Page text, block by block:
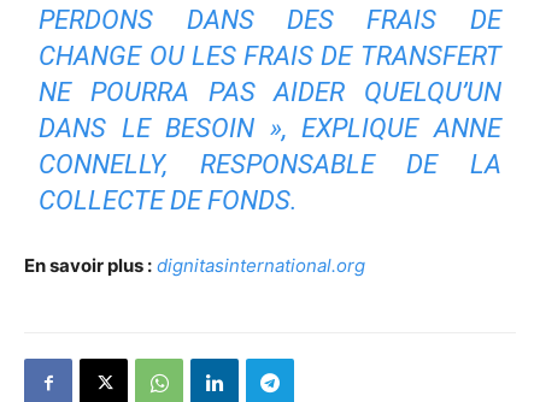
PERDONS DANS DES FRAIS DE
CHANGE OU LES FRAIS DE TRANSFERT
NE POURRA PAS AIDER QUELQU’UN
DANS LE BESOIN », EXPLIQUE ANNE
CONNELLY, RESPONSABLE DE LA
COLLECTE DE FONDS.
En savoir plus : dignitasinternational.org